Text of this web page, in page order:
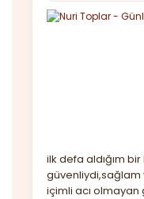
ilk defa aldığım
güvenliydi,sağlam
içimli acı olmayan